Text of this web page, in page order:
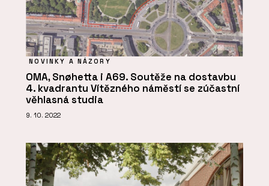
NOVINKY A NÁZORY
OMA, Snøhetta i A69. Soutěže na dostavbu
4. kvadrantu Vítězného náměstí se zúčastní
věhlasná studia
9. 10. 2022